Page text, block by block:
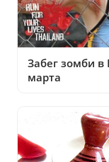
Забег зомби в
марта